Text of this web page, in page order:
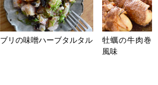
ブリの味噌ハーブタルタル
牡蠣の牛肉巻
風味